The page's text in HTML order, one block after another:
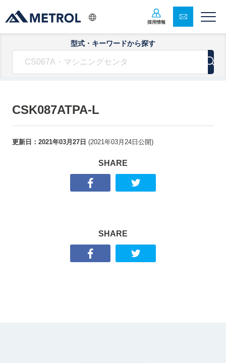
採用情報
型式・キーワードから探す
CSK087ATPA-L
更新日： 2021年03月27日 (2021年03月24日 公開)
SHARE
SHARE